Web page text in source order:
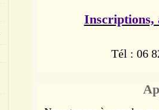
Inscriptions,
Tél : 06